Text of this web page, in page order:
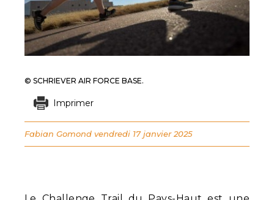
© SCHRIEVER AIR FORCE BASE.
Imprimer
Fabian Gomond vendredi 17 janvier 2025